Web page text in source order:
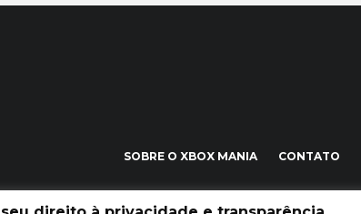
SOBRE O XBOX MANIA CONTATO